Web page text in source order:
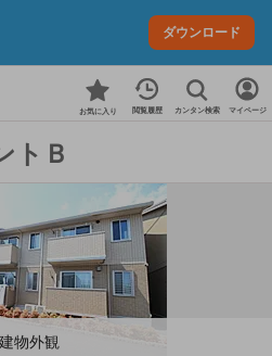
ダウンロード
お気に入り 閲覧履歴 カンタン検索 マイページ
トＢ
建物外観